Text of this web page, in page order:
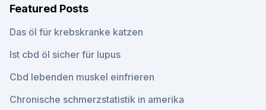
Featured Posts
Das öl für krebskranke katzen
Ist cbd öl sicher für lupus
Cbd lebenden muskel einfrieren
Chronische schmerzstatistik in amerika